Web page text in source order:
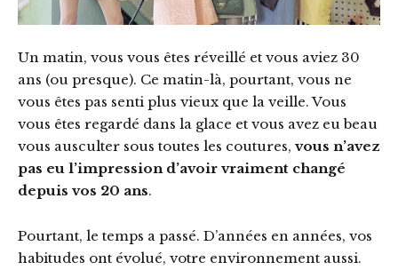
Un matin, vous vous êtes réveillé et vous aviez 30
ans (ou presque). Ce matin-là, pourtant, vous ne
vous êtes pas senti plus vieux que la veille. Vous
vous êtes regardé dans la glace et vous avez eu beau
vous ausculter sous toutes les coutures, vous n’avez
pas eu l’impression d’avoir vraiment changé
depuis vos 20 ans.
Pourtant, le temps a passé. D’années en années, vos
habitudes ont évolué, votre environnement aussi.